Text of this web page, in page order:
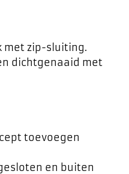
met zip-sluiting.
dichtgenaaid met
toevoegen
en buiten